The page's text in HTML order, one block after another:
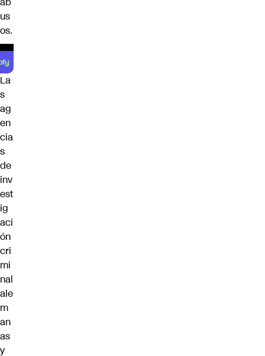
us
os.
La
s
ag
en
cia
s
de
inv
est
ig
aci
ón
cri
mi
nal
ale
m
an
as
y